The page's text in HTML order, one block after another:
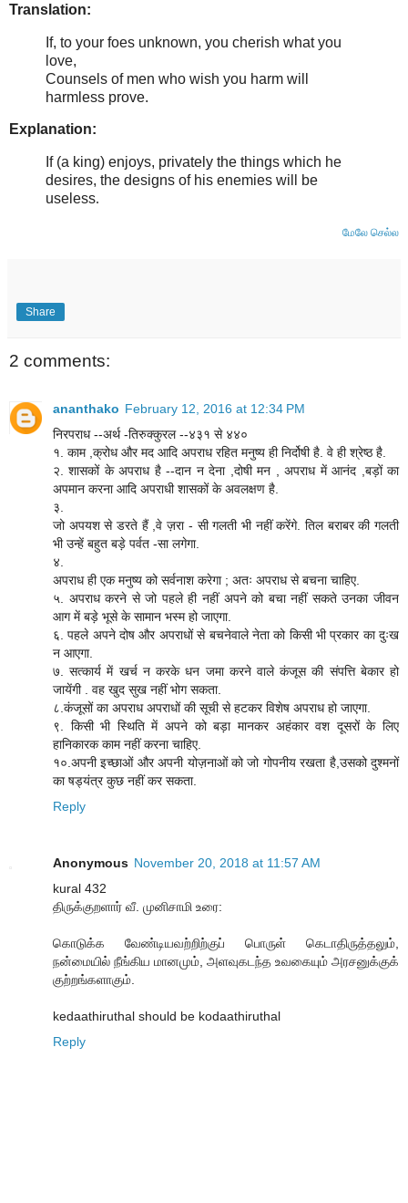
Translation:
If, to your foes unknown, you cherish what you
love,
Counsels of men who wish you harm will
harmless prove.
Explanation:
If (a king) enjoys, privately the things which he
desires, the designs of his enemies will be
useless.
மேலே செல்ல
Share
2 comments:
ananthako February 12, 2016 at 12:34 PM
निरपराध --अर्थ -तिरुक्कुरल --४३१ से ४४०
१. काम ,क्रोध और मद आदि अपराध रहित मनुष्य ही निर्दोषी है. वे ही श्रेष्ठ है.
२. शासकों के अपराध है --दान न देना ,दोषी मन , अपराध में आनंद ,बड़ों का
अपमान करना आदि अपराधी शासकों के अवलक्षण है.
३.
जो अपयश से डरते हैं ,वे ज़रा - सी गलती भी नहीं करेंगे. तिल बराबर की गलती
भी उन्हें बहुत बड़े पर्वत -सा लगेगा.
४.
अपराध ही एक मनुष्य को सर्वनाश करेगा ; अतः अपराध से बचना चाहिए.
५. अपराध करने से जो पहले ही नहीं अपने को बचा नहीं सकते उनका जीवन
आग में बड़े भूसे के सामान भस्म हो जाएगा.
६. पहले अपने दोष और अपराधों से बचनेवाले नेता को किसी भी प्रकार का दुःख
न आएगा.
७. सत्कार्य में खर्च न करके धन जमा करने वाले कंजूस की संपत्ति बेकार हो
जायेंगी . वह खुद सुख नहीं भोग सकता.
८.कंजूसों का अपराध अपराधों की सूची से हटकर विशेष अपराध हो जाएगा.
९. किसी भी स्थिति में अपने को बड़ा मानकर अहंकार वश दूसरों के लिए
हानिकारक काम नहीं करना चाहिए.
१०.अपनी इच्छाओं और अपनी योज़नाओं को जो गोपनीय रखता है,उसको दुश्मनों
का षड्यंत्र कुछ नहीं कर सकता.
Reply
Anonymous November 20, 2018 at 11:57 AM
kural 432
திருக்குறளார் வீ. முனிசாமி உரை:
கொடுக்க வேண்டியவற்றிற்குப் பொருள் கெடாதிருத்தலும்,
நன்மையில் நீங்கிய மானமும், அளவுகடந்த உவகையும் அரசனுக்குக்
குற்றங்களாகும்.
kedaathiruthal should be kodaathiruthal
Reply